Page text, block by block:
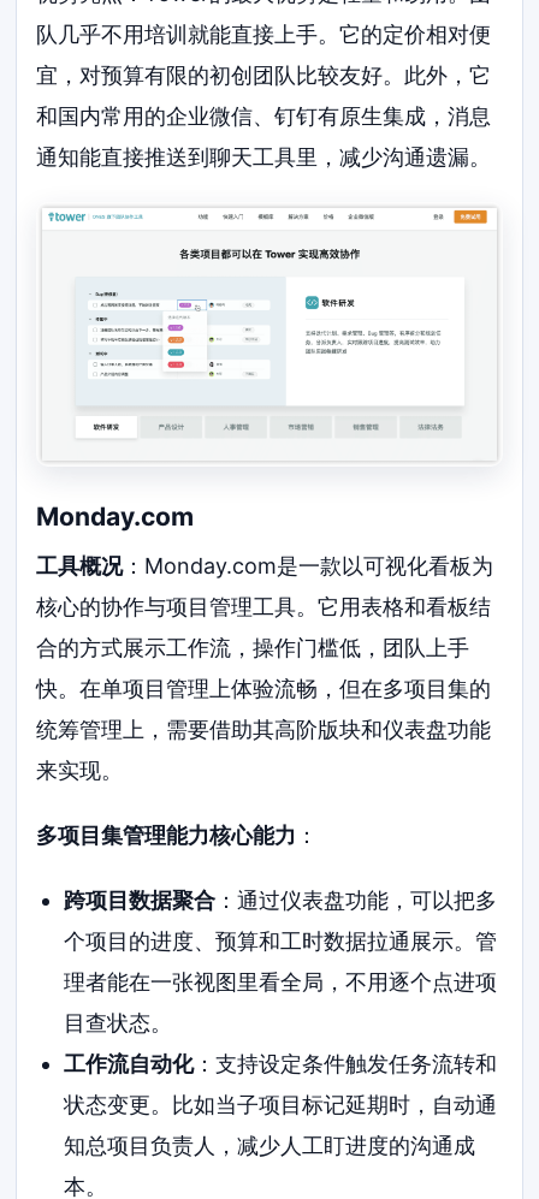
队几乎不用培训就能直接上手。它的定价相对便
宜，对预算有限的初创团队比较友好。此外，它
和国内常用的企业微信、钉钉有原生集成，消息
通知能直接推送到聊天工具里，减少沟通遗漏。
Monday.com
工具概况：Monday.com是一款以可视化看板为
核心的协作与项目管理工具。它用表格和看板结
合的方式展示工作流，操作门槛低，团队上手
快。在单项目管理上体验流畅，但在多项目集的
统筹管理上，需要借助其高阶版块和仪表盘功能
来实现。
多项目集管理能力核心能力 ：
跨项目数据聚合：通过仪表盘功能，可以把多
个项目的进度、预算和工时数据拉通展示。管
理者能在一张视图里看全局，不用逐个点进项
目查状态。
工作流自动化：支持设定条件触发任务流转和
状态变更。比如当子项目标记延期时，自动通
知总项目负责人，减少人工盯进度的沟通成
本。